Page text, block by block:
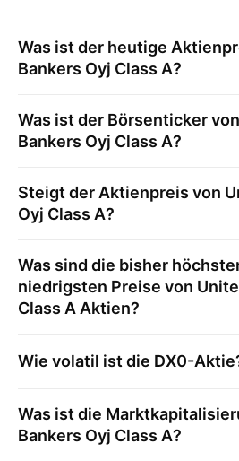
Was ist der heutige
Bankers Oyj Class A?
Was ist der Börsenticker von
Bankers Oyj Class A?
Steigt der Aktienpreis von
Oyj Class A?
Was sind die bisher
niedrigsten Preise von
Class A Aktien?
Wie volatil ist die DX0-
Was ist die
Bankers Oyj Class A?